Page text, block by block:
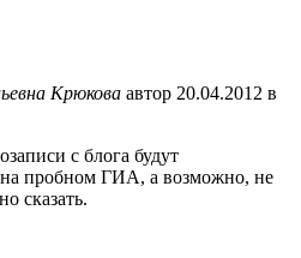
Крюкова автор 20.04.2012 в
с блога будут
на пробном ГИА, а возможно, не
сказать.